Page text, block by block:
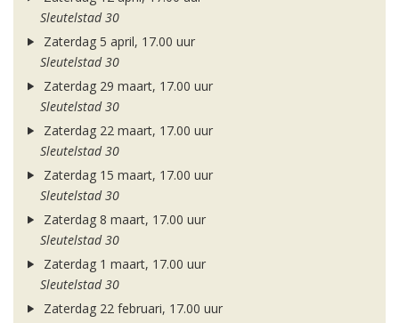
Sleutelstad 30
Zaterdag 5 april, 17.00 uur
Sleutelstad 30
Zaterdag 29 maart, 17.00 uur
Sleutelstad 30
Zaterdag 22 maart, 17.00 uur
Sleutelstad 30
Zaterdag 15 maart, 17.00 uur
Sleutelstad 30
Zaterdag 8 maart, 17.00 uur
Sleutelstad 30
Zaterdag 1 maart, 17.00 uur
Sleutelstad 30
Zaterdag 22 februari, 17.00 uur